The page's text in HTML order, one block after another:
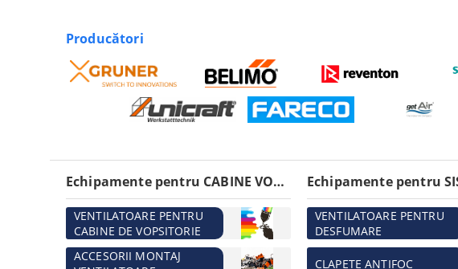
Producători
Echipamente pentru CABINE VOPSITORIE
VENTILATOARE PENTRU
CABINE DE VOPSITORIE
ACCESORII MONTAJ
VENTILATOARE PENTRU
DESFUMARE
CLAPETE ANTIFOC